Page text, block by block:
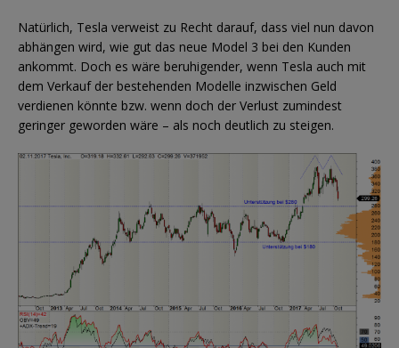
Natürlich, Tesla verweist zu Recht darauf, dass viel nun davon
abhängen wird, wie gut das neue Model 3 bei den Kunden
ankommt. Doch es wäre beruhigender, wenn Tesla auch mit
dem Verkauf der bestehenden Modelle inzwischen Geld
verdienen könnte bzw. wenn doch der Verlust zumindest
geringer geworden wäre – als noch deutlich zu steigen.